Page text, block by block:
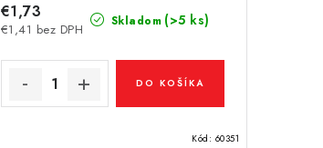
Skladom (>5 ks)
€1,41 bez DPH
€1,73
DO KOŠÍKA
Kód: 60351